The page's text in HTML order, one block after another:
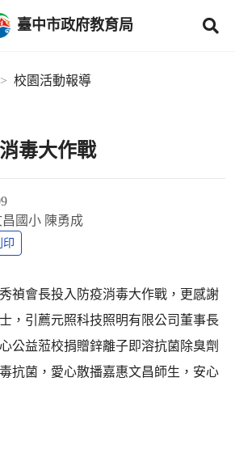
臺中市政府教育局
校園活動報導
毒大作戰
國小 陳勇成
印
禎會長投入防疫消毒大作戰，更感謝
，引薦元照科技照明有限公司董事長
公益蒞校捐贈鋅離子即溶抗菌除臭劑
抗菌，愛心散播嘉惠文昌師生，安心